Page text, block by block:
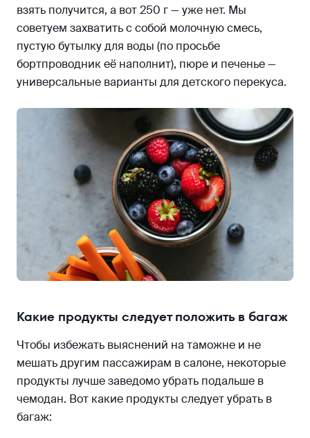
взять получится, а вот 250 г — уже нет. Мы
советуем захватить с собой молочную смесь,
пустую бутылку для воды (по просьбе
бортпроводник её наполнит), пюре и печенье —
универсальные варианты для детского перекуса.
Какие продукты следует положить в багаж
Чтобы избежать выяснений на таможне и не
мешать другим пассажирам в салоне, некоторые
продукты лучше заведомо убрать подальше в
чемодан. Вот какие продукты следует убрать в
багаж: